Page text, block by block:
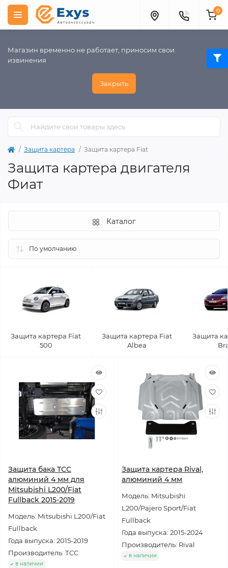
Магазин временно не работает, приносим свои
извинения
Закрыть
0
Защита картера Защита картера Fiat
Защита картера двигателя
Фиат
Каталог
Защита картера Fiat
500
Защита картера Fiat
Albea
Защита
Защита бака ТСС
алюминий 4 мм для
Mitsubishi L200/Fiat
Fullback 2015-2019
Модель: Mitsubishi L200/Fiat
Fullback
Года выпуска: 2015-2019
Производитель: ТСС
в наличии
Защита картера Rival,
алюминий 4 мм
Модель: Mitsubishi
L200/Pajero Sport/Fiat
Fullback
Года выпуска: 2015-2024
Производитель: Rival
в наличии